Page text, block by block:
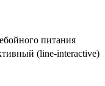
питания
(line-interactive)